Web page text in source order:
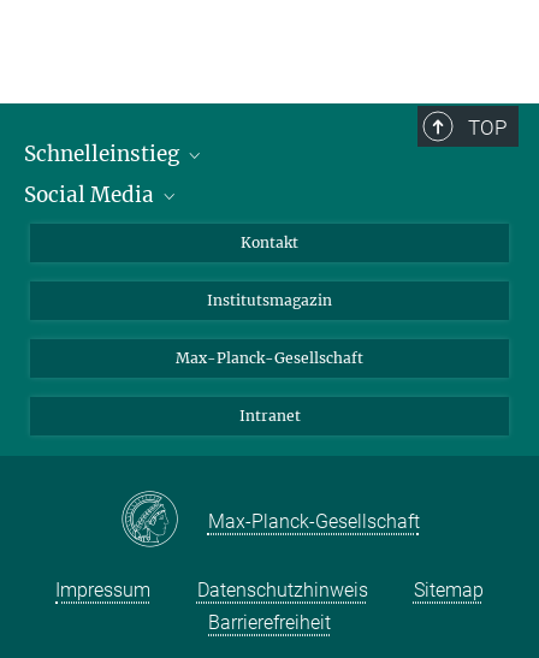
TOP
Schnelleinstieg
Alumni
Fördernde
Schulen
Studierende
Social Media
Bluesky
Facebook
YouTube
Kontakt
Institutsmagazin
Max-Planck-Gesellschaft
Intranet
Max-Planck-Gesellschaft
Impressum Datenschutzhinweis
Sitemap
Barrierefreiheit